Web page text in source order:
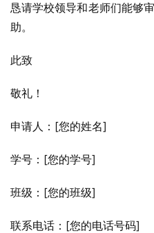
恳请学校领导和老师们能够
助。
此致
敬礼！
申请人：[您的姓名]
学号：[您的学号]
班级：[您的班级]
联系电话：[您的电话号码]